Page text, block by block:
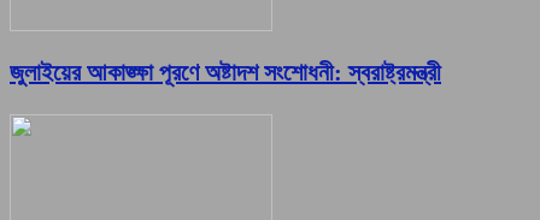
জুলাইয়ের আকাঙ্ক্ষা পূরণে অষ্টাদশ সংশোধনী: স্বরাষ্ট্রমন্ত্রী